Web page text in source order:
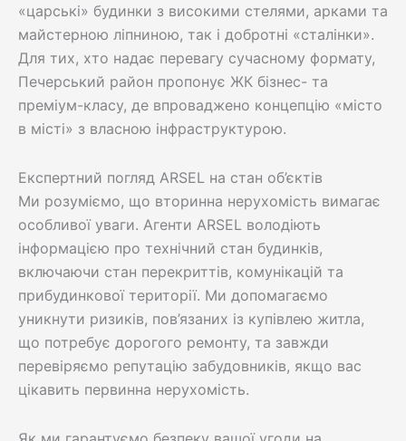
«царські» будинки з високими стелями, арками та
майстерною ліпниною, так і добротні «сталінки».
Для тих, хто надає перевагу сучасному формату,
Печерський район пропонує ЖК бізнес- та
преміум-класу, де впроваджено концепцію «місто
в місті» з власною інфраструктурою.
Експертний погляд ARSEL на стан об’єктів
Ми розуміємо, що вторинна нерухомість вимагає
особливої уваги. Агенти ARSEL володіють
інформацією про технічний стан будинків,
включаючи стан перекриттів, комунікацій та
прибудинкової території. Ми допомагаємо
уникнути ризиків, пов’язаних із купівлею житла,
що потребує дорогого ремонту, та завжди
перевіряємо репутацію забудовників, якщо вас
цікавить первинна нерухомість.